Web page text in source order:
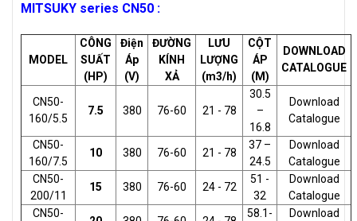
MITSUKY series CN50 :
MODEL
CÔNG
SUẤT
(HP)
Điện
Áp
(V)
ĐƯỜNG
KÍNH
XẢ
LƯU
LƯỢNG
(m3/h)
CỘT
ÁP
(M)
DOWNLOAD
CATALOGUE
CN50-
160/5.5
7.5 380 76-60 21 - 78
30.5
–
16.8
Download
Catalogue
CN50-
160/7.5
10 380 76-60 21 - 78
37 –
24.5
Download
Catalogue
CN50-
200/11
15 380 76-60 24 - 72
51 -
32
Download
Catalogue
CN50-
58.1-
Download